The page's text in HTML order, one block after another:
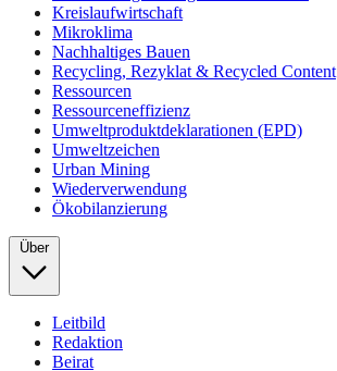
Kreislaufwirtschaft
Mikroklima
Nachhaltiges Bauen
Recycling, Rezyklat & Recycled Content
Ressourcen
Ressourceneffizienz
Umweltprodukt­deklarationen (EPD)
Umweltzeichen
Urban Mining
Wiederverwendung
Ökobilanzierung
Über
Leitbild
Redaktion
Beirat